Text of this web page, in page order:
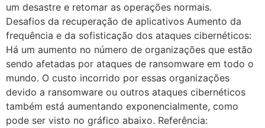
um desastre e retomar as operações normais.
Desafios da recuperação de aplicativos Aumento da
frequência e da sofisticação dos ataques cibernéticos:
Há um aumento no número de organizações que estão
sendo afetadas por ataques de ransomware em todo o
mundo. O custo incorrido por essas organizações
devido a ransomware ou outros ataques cibernéticos
também está aumentando exponencialmente, como
pode ser visto no gráfico abaixo. Referência: